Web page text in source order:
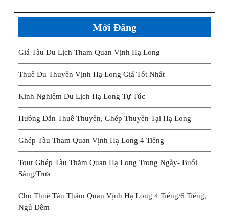
Mới Đăng
Giá Tàu Du Lịch Tham Quan Vịnh Hạ Long
Thuê Du Thuyền Vịnh Hạ Long Giá Tốt Nhất
Kinh Nghiệm Du Lịch Hạ Long Tự Túc
Hướng Dẫn Thuê Thuyền, Ghép Thuyền Tại Hạ Long
Ghép Tàu Tham Quan Vịnh Hạ Long 4 Tiếng
Tour Ghép Tàu Thăm Quan Hạ Long Trong Ngày- Buổi
Sáng/trưa
Cho Thuê Tàu Thăm Quan Vịnh Hạ Long 4 Tiếng/6 Tiếng,
Ngủ Đêm